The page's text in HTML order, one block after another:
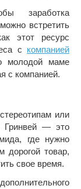
заработка
встретить
этот ресурс
с компанией
молодой маме
с компанией.
или
Гринвей — это
где нужно
дорогой товар,
свое время.